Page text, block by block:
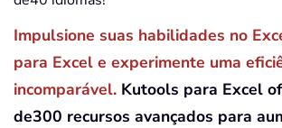
Impulsione suas habilidades no
para Excel e experimente uma
incomparável. Kutools para Excel
de300 recursos avançados para